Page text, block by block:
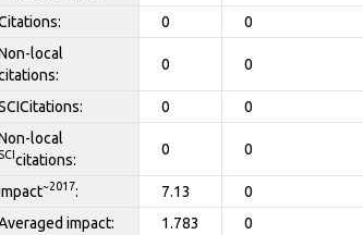
0 0
local
0 0
0 0
local
citations:
0 0
~2017: 7.13 0
impact:
1.783 0